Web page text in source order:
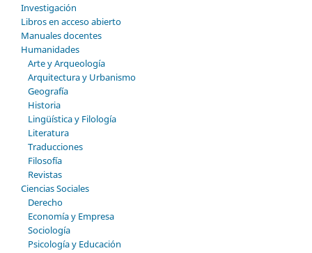
Investigación
Libros en acceso abierto
Manuales docentes
Humanidades
Arte y Arqueología
Arquitectura y Urbanismo
Geografía
Historia
Lingüística y Filología
Literatura
Traducciones
Filosofía
Revistas
Ciencias Sociales
Derecho
Economía y Empresa
Sociología
Psicología y Educación